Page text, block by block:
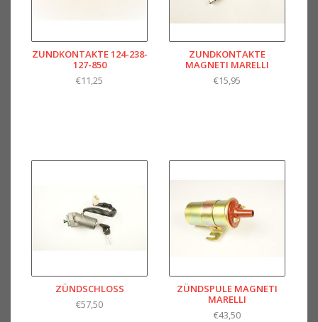
ZUNDKONTAKTE 124-238-
127-850
€11,25
ZUNDKONTAKTE
MAGNETI MARELLI
€15,95
ZÜNDSCHLOSS
€57,50
ZÜNDSPULE MAGNETI
MARELLI
€43,50